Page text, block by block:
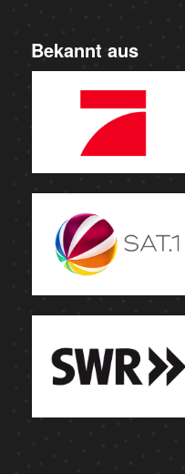
Bekannt aus